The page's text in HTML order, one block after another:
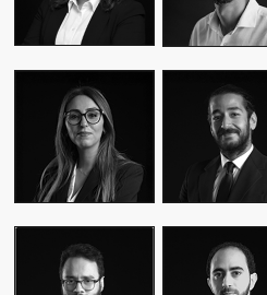
MOUNA EL AZIM
DIRECTOR OF
OPERATIONS
AMINE LAGSSIR
STRATEGY
DIRECTOR
MEKHTOUME
PMO CHANGE &
WALID BAHYA
BUSINESS LEAD
GROUP